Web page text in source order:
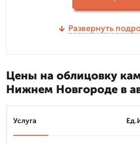
Развернуть
Цены на облицовку
Нижнем Новгороде в
Услуга